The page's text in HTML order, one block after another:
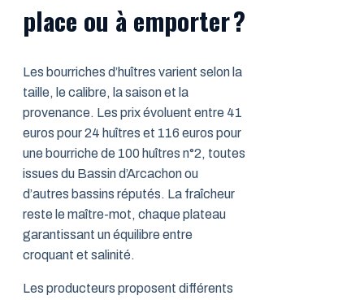
place ou à emporter ?
Les bourriches d’huîtres varient selon la
taille, le calibre, la saison et la
provenance. Les prix évoluent entre 41
euros pour 24 huîtres et 116 euros pour
une bourriche de 100 huîtres n°2, toutes
issues du Bassin d’Arcachon ou
d’autres bassins réputés. La fraîcheur
reste le maître-mot, chaque plateau
garantissant un équilibre entre
croquant et salinité.
Les producteurs proposent différents